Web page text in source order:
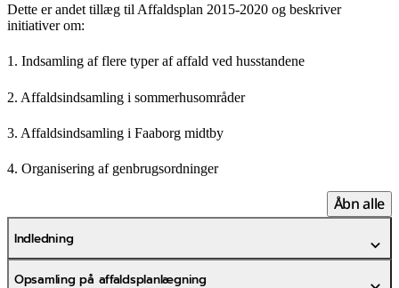
Dette er andet tillæg til Affaldsplan 2015-2020 og beskriver
initiativer om:
1. Indsamling af flere typer af affald ved husstandene
2. Affaldsindsamling i sommerhusområder
3. Affaldsindsamling i Faaborg midtby
4. Organisering af genbrugsordninger
Åbn alle
Indledning
Opsamling på affaldsplanlægning